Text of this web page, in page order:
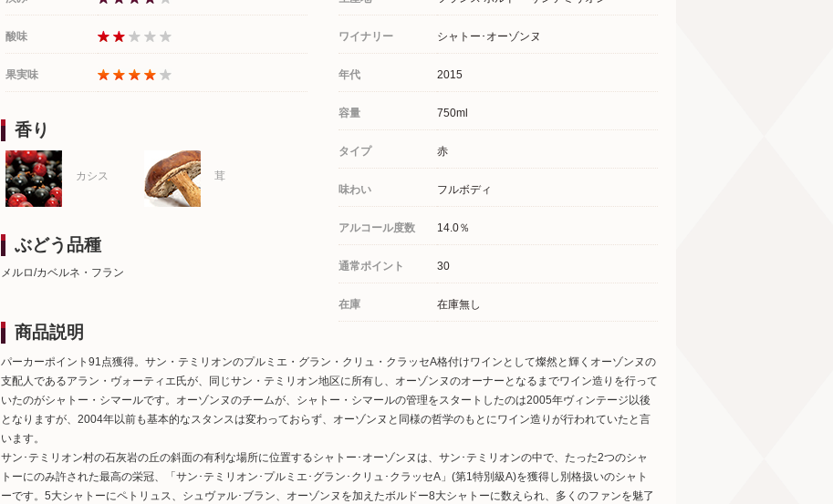
ワイナリー シャトー･オーゾンヌ
年代 2015
容量 750ml
タイプ 赤
味わい フルボディ
アルコール度数 14.0％
通常ポイント 30
在庫 在庫無し
酸味
果実味
香り
カシス 茸
ぶどう品種
メルロ/カベルネ・フラン
商品説明
パーカーポイント91点獲得。サン・テミリオンのプルミエ・グラン・クリュ・クラッセA格付けワインとして燦然と輝くオーゾンヌの
支配人であるアラン・ヴォーティエ氏が、同じサン・テミリオン地区に所有し、オーゾンヌのオーナーとなるまでワイン造りを行って
いたのがシャトー・シマールです。オーゾンヌのチームが、シャトー・シマールの管理をスタートしたのは2005年ヴィンテージ以後
となりますが、2004年以前も基本的なスタンスは変わっておらず、オーゾンヌと同様の哲学のもとにワイン造りが行われていたと言
います。
サン･テミリオン村の石灰岩の丘の斜面の有利な場所に位置するシャトー･オーゾンヌは、サン･テミリオンの中で、たった2つのシャ
トーにのみ許された最高の栄冠、「サン･テミリオン･プルミエ･グラン･クリュ･クラッセA」(第1特別級A)を獲得し別格扱いのシャト
ーです。5大シャトーにペトリュス、シュヴァル･ブラン、オーゾンヌを加えたボルドー8大シャトーに数えられ、多くのファンを魅了